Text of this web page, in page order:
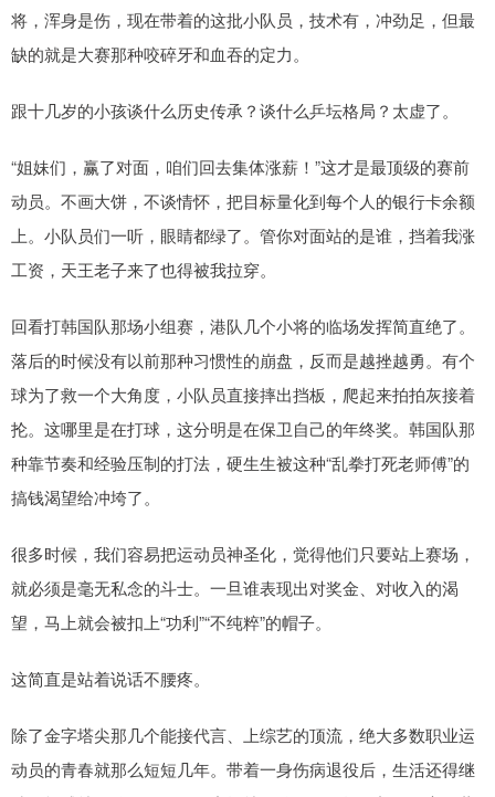
将，浑身是伤，现在带着的这批小队员，技术有，冲劲足，但最
缺的就是大赛那种咬碎牙和血吞的定力。
跟十几岁的小孩谈什么历史传承？谈什么乒坛格局？太虚了。
“姐妹们，赢了对面，咱们回去集体涨薪！”这才是最顶级的赛前
动员。不画大饼，不谈情怀，把目标量化到每个人的银行卡余额
上。小队员们一听，眼睛都绿了。管你对面站的是谁，挡着我涨
工资，天王老子来了也得被我拉穿。
回看打韩国队那场小组赛，港队几个小将的临场发挥简直绝了。
落后的时候没有以前那种习惯性的崩盘，反而是越挫越勇。有个
球为了救一个大角度，小队员直接摔出挡板，爬起来拍拍灰接着
抡。这哪里是在打球，这分明是在保卫自己的年终奖。韩国队那
种靠节奏和经验压制的打法，硬生生被这种“乱拳打死老师傅”的
搞钱渴望给冲垮了。
很多时候，我们容易把运动员神圣化，觉得他们只要站上赛场，
就必须是毫无私念的斗士。一旦谁表现出对奖金、对收入的渴
望，马上就会被扣上“功利”“不纯粹”的帽子。
这简直是站着说话不腰疼。
除了金字塔尖那几个能接代言、上综艺的顶流，绝大多数职业运
动员的青春就那么短短几年。带着一身伤病退役后，生活还得继